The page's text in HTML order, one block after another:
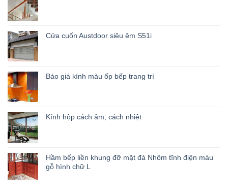
Cửa cuốn Austdoor siêu êm S51i
Báo giá kính màu ốp bếp trang trí
Kính hộp cách âm, cách nhiệt
Hầm bếp liền khung đỡ mặt đá Nhôm tĩnh điện màu
gỗ hình chữ L